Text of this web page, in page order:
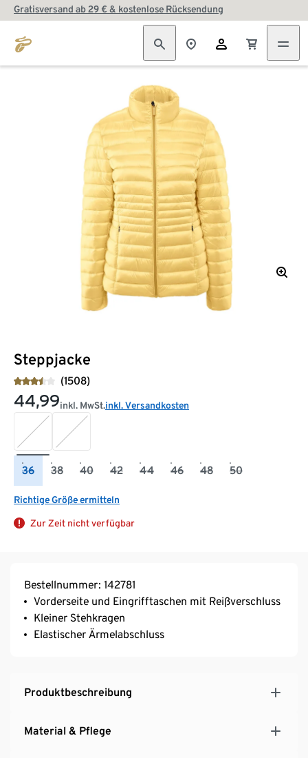
Gratisversand ab 29 € & kostenlose Rücksendung
Steppjacke
(1508)
44,99inkl. MwSt.inkl. Versandkosten
36 38 40 42 44 46 48 50
Richtige Größe ermitteln
Zur Zeit nicht verfügbar
Bestellnummer: 142781
Vorderseite und Eingrifftaschen mit Reißverschluss
Kleiner Stehkragen
Elastischer Ärmelabschluss
Produktbeschreibung
Material & Pflege